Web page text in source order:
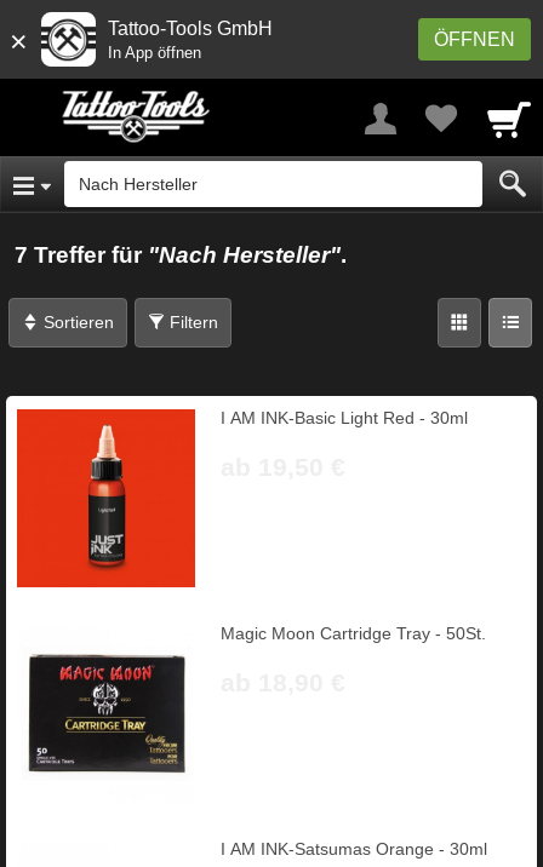
× ÖFFNEN
Tattoo-Tools GmbH
In App öffnen
7 Treffer für "Nach Hersteller".
Sortieren Filtern
I AM INK-Basic Light Red - 30ml
Magic Moon Cartridge Tray - 50St.
I AM INK-Satsumas Orange - 30ml